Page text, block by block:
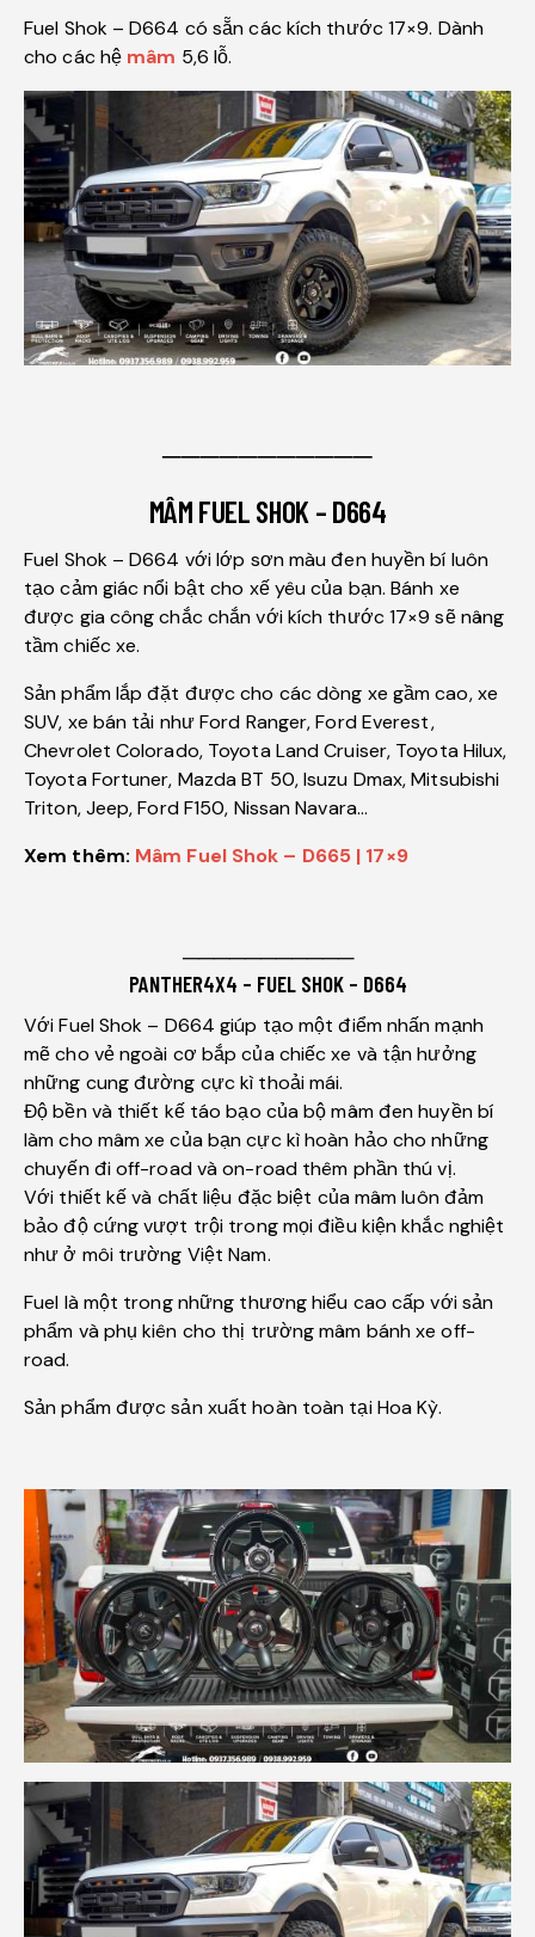
Fuel Shok – D664 có sẵn các kích thước 17×9. Dành
cho các hệ mâm 5,6 lỗ.
───────────
MÂM FUEL SHOK – D664
Fuel Shok – D664 với lớp sơn màu đen huyền bí luôn
tạo cảm giác nổi bật cho xế yêu của bạn. Bánh xe
được gia công chắc chắn với kích thước 17×9 sẽ nâng
tầm chiếc xe.
Sản phẩm lắp đặt được cho các dòng xe gầm cao, xe
SUV, xe bán tải như Ford Ranger, Ford Everest,
Chevrolet Colorado, Toyota Land Cruiser, Toyota Hilux,
Toyota Fortuner, Mazda BT 50, Isuzu Dmax, Mitsubishi
Triton, Jeep, Ford F150, Nissan Navara…
Xem thêm: Mâm Fuel Shok – D665 | 17×9
───────────
PANTHER4X4 – FUEL SHOK – D664
Với Fuel Shok – D664 giúp tạo một điểm nhấn mạnh
mẽ cho vẻ ngoài cơ bắp của chiếc xe và tận hưởng
những cung đường cực kì thoải mái.
Độ bền và thiết kế táo bạo của bộ mâm đen huyền bí
làm cho mâm xe của bạn cực kì hoàn hảo cho những
chuyến đi off-road và on-road thêm phần thú vị.
Với thiết kế và chất liệu đặc biệt của mâm luôn đảm
bảo độ cứng vượt trội trong mọi điều kiện khắc nghiệt
như ở môi trường Việt Nam.
Fuel là một trong những thương hiểu cao cấp với sản
phẩm và phụ kiên cho thị trường mâm bánh xe off-
road.
Sản phẩm được sản xuất hoàn toàn tại Hoa Kỳ.